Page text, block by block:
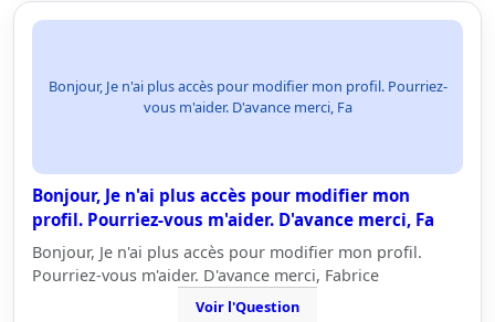
Bonjour, Je n'ai plus accès pour modifier mon profil. Pourriez-
vous m'aider. D'avance merci, Fa
Bonjour, Je n'ai plus accès pour modifier mon
profil. Pourriez-vous m'aider. D'avance merci, Fa
Bonjour, Je n'ai plus accès pour modifier mon profil.
Pourriez-vous m'aider. D'avance merci, Fabrice
Voir l'Question